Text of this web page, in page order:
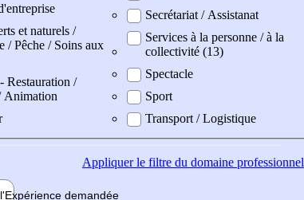
et naturels /
/ Pêche / Soins aux
Restauration /
Animation
Secrétariat / Assistanat
Services à la personne / à la
collectivité (13)
Spectacle
Sport
Transport / Logistique
Appliquerle filtre du domaine professionnel
Expérience demandée